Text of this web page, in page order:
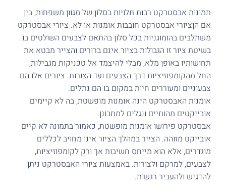
תמונות אבסטרקט רבות תלויות בסלון של מגוון משפחות, בין
אם הןציורי אבסטרקט חובבות אומנות או לא. ציורי אבסטרקט
משתלבים בהומוגניות בכל סלון בהתאם לצבעים השולטים בו.
בשיטת ציור זו הגבולות בציור אינם ברורים והצייר מבטא את
תחושותיו באופן מלא, מבלי להיצמד אל טכניקות מגבילות,
החל מהקומפוזיציות דרך הצבעים ועד הצורות. ציורים אלו הם
צבעוניים ומעוררים חיות במקום בו הם נתלים.
אומנות האבסטרקט הינה אומנות מופשטת, בה לא קיימים
אובייקטים מהותיים ונגלים למתבונן.
אבסטרקט פירושו אומנות מופשטת, כאמור בתמונה לא קיים
אובייקט מזוהה. הצייר במהלך הציור אינו מחויב לכללים
מוגדרים, אלא הוא מייחס חשיבות אך ורק לקומפוזיציות,
לצבעים, למרקם ולצורות. באמצעות ציורי האבסטרקט ניתן
להדגיש ולהעביר רגשות.